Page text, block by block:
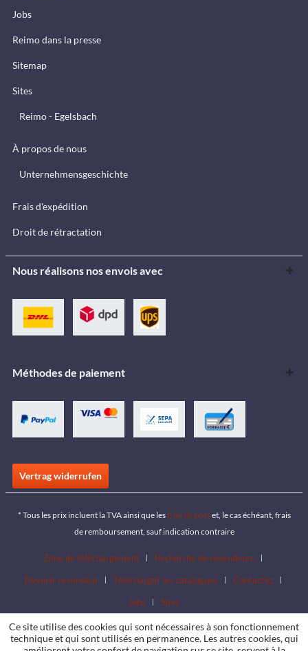
Jobs
Reimo dans la presse
Sitemap
Sites
Reimo - Egelsbach
À propos de nous
Unternehmensgeschichte
Frais d'expédition
Droit de rétractation
Nous réalisons nos envois avec
Méthodes de paiement
Vertrag widerrufen
* Tous les prix incluent la TVA ainsi que lesfrais de portet, le cas échéant, frais
de remboursement, sauf indication contraire
Zone de téléchargement
Recherche de revendeurs
Devenir revendeur
Télécharger les catalogues
Contactez
Jobs
Sites
Ce site utilise des cookies qui sont nécessaires à son fonctionnement
technique et qui sont utilisés en permanence. Les autres cookies, qui